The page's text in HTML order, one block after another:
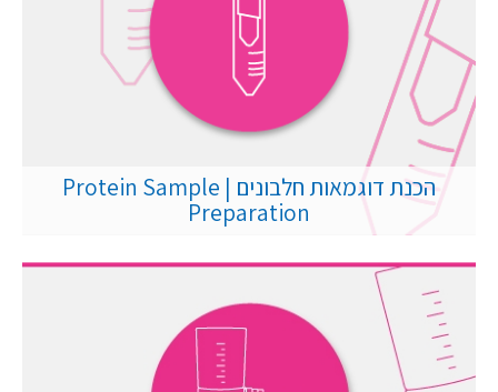
הכנת דוגמאות חלבונים | Protein Sample
Preparation